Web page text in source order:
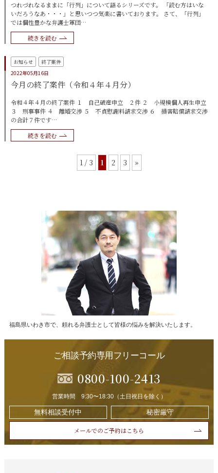
福島県いわき市で、頼れる弁護士として皆様の悩みを解決いたします。
ご相談予約専用フリーコール
0800-100-2413
営業時間 9:30〜18:30（土日祝日を除く）
無料相談受付中 秘密厳守
メールでのご予約はこちら
つれづれなるままに「行列」について語るシリーズです。 「読む方はいな
いだろうなあ・・・」と思いつつ気楽に書いております。 さて、「行列」
では個性豊かな弁護士軍団…
続きを読む
お知らせ
終了案件
2022年05月16日
今月の終了案件（令和４年４月分）
令和４年４月の終了案件 １ 自己破産申立 ２件 ２ 小規模個人再生申立
３ 刑事事件 ４ 離婚交渉 ５ 不貞慰謝料請求交渉 ６ 損害賠償請求交渉
の合計７件です…
続きを読む
1 / 3 1 2 3 »